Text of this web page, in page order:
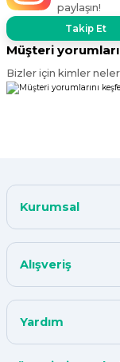
paylaşın!
Takip Et
Müşteri
Bizler için kimler
Kurumsal
Alışveriş
Yardım